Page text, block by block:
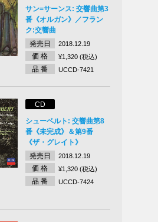
サン=サーンス: 交響曲第3
番《オルガン》／フラン
ク:交響曲
発売日
2018.12.19
価 格 ¥1,320 (税込)
品 番 UCCD-7421
CD
シューベルト: 交響曲第8
番《未完成》＆第9番
《ザ・グレイト》
発売日
2018.12.19
価 格 ¥1,320 (税込)
品 番 UCCD-7424